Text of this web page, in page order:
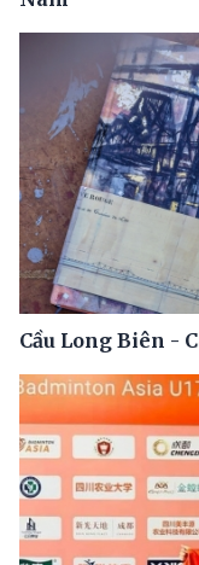
Cầu Long Biên -